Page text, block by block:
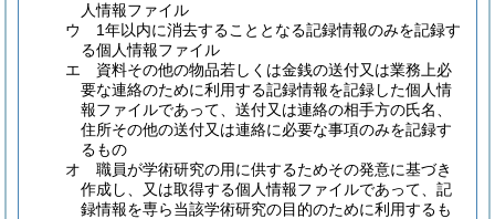
人情報ファイル
ウ
1年以内に消去することとなる記録情報のみを記録す
る個人情報ファイル
エ
資料その他の物品若しくは金銭の送付又は業務上必
要な連絡のために利用する記録情報を記録した個人情
報ファイルであって、送付又は連絡の相手方の氏名、
住所その他の送付又は連絡に必要な事項のみを記録す
るもの
オ
職員が学術研究の用に供するためその発意に基づき
作成し、又は取得する個人情報ファイルであって、記
録情報を専ら当該学術研究の目的のために利用するも